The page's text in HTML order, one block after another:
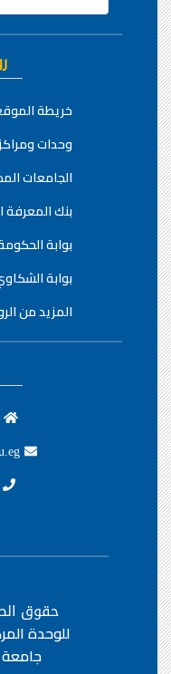
خريطة
وحدات ومراكز
الجامعات
بنك
بوابة
بوابة
المزيد من
Nursing@nur.kfs.edu.eg
حقوق
للوحدة